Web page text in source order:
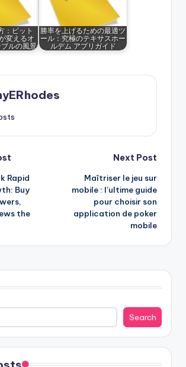
：ビット
変えるオ
ルの風景
勝率を上げるための最適ツ
ール：究極のテキサスホー
ルデム アプリガイド
Rapid
Buy
the
Next Post
Maîtriser le jeu sur
mobile : l’ultime guide
pour choisir son
application de poker
mobile
Search